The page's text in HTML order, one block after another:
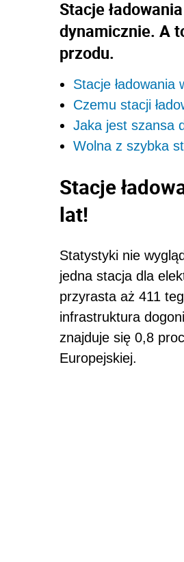
Stacje
dynamicznie. A
przodu.
Stacje
Czemu stacji
Jaka jest szansa
Wolna z szybka
Stacje
lat!
Statystyki nie
jedna stacja dla
przyrasta aż 411
infrastruktura
znajduje się 0,8
Europejskiej.